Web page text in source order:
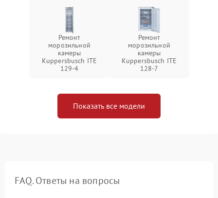
Ремонт
морозильной
камеры
Kuppersbusch ITE
129-4
Ремонт
морозильной
камеры
Kuppersbusch ITE
128-7
Показать все модели
FAQ. Ответы на вопросы